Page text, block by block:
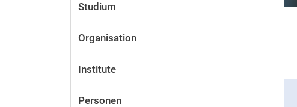
Studium
Organisation
Institute
Personen